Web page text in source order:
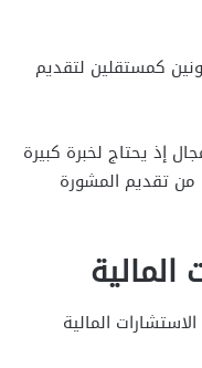
كمستقلين لتقديم
إذ يحتاج لخبرة كبيرة
تقديم المشورة
المالية